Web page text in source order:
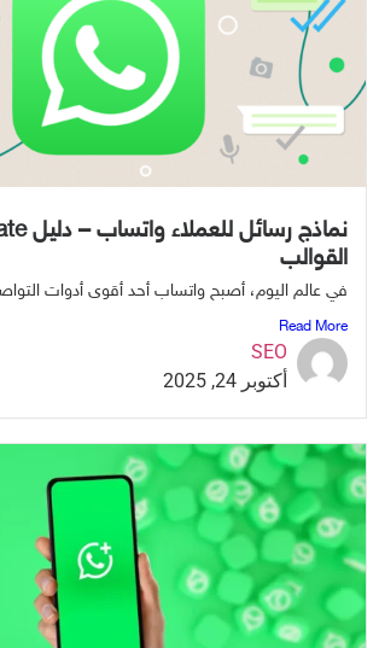
عالم اليوم، أصبح واتساب أحد أقوى أدوات التواصل
Read
SEO
أكتوبر 24, 2025